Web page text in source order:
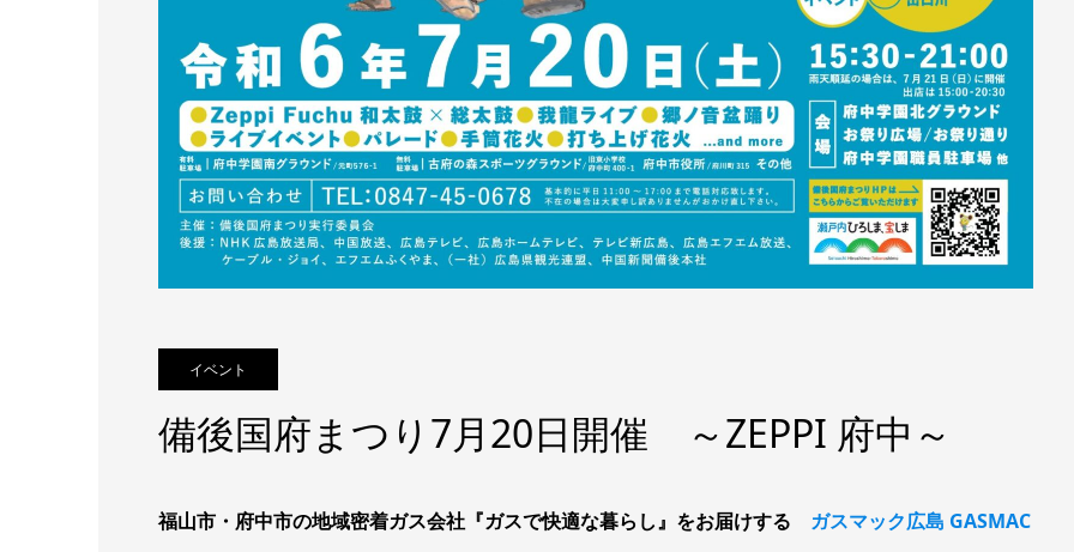
イベント
備後国府まつり7月20日開催 ～ZEPPI 府中～
福山市・府中市の地域密着ガス会社『ガスで快適な暮らし』をお届けする ガスマック広島 GASMAC